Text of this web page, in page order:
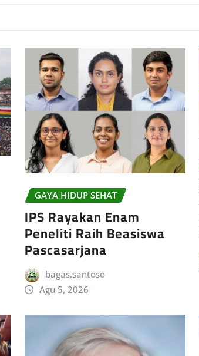
GAYA HIDUP SEHAT
IPS Rayakan Enam
Peneliti Raih Beasiswa
Pascasarjana
bagas.santoso
Agu 5, 2026